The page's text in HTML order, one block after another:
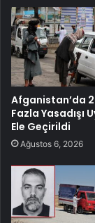
Afganistan’da
Fazla Yasadışı
Ele Geçirildi
Ağustos 6, 2026